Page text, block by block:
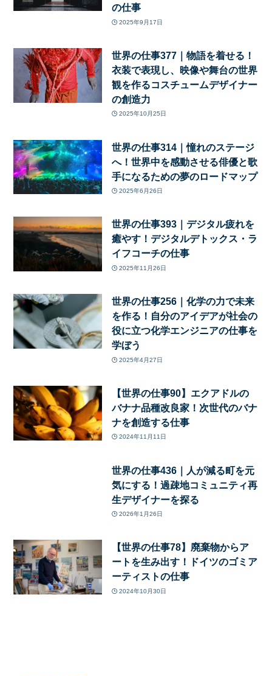
の仕事
2025年9月17日
世界の仕事377｜物語を着せる！
衣装で表現し、映像や舞台の世界
観を作るコスチュームデザイナー
の創造力
2025年10月25日
世界の仕事314｜憧れのステージ
へ！世界中を感動させる俳優と歌
手になるための夢のロードマップ
2025年6月26日
世界の仕事393｜デジタル疲れを
癒やす！デジタルデトックス・ラ
イフコーチの仕事
2025年11月26日
世界の仕事256｜化学の力で未来
を作る！自分のアイデアが社会の
役に立つ化学エンジニアの仕事を
学ぼう
2025年4月27日
【世界の仕事90】エクアドルの
バナナ品種改良家！次世代のバナ
ナを創造する仕事
2024年11月11日
世界の仕事436｜人が減る町を元
気にする！過疎地コミュニティ再
生デザイナーを探る
2026年1月26日
【世界の仕事78】廃棄物からア
ートを生み出す！ドイツのゴミア
ーティストの仕事
2024年10月30日